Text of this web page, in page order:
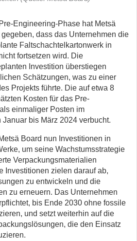
Engineering-Phase hat Metsä
dass das Unternehmen die
Faltschachtelkartonwerk in
fortsetzen wird. Die
Investition überstiegen
Schätzungen, was zu einer
Projekts führte. Die auf etwa 8
Kosten für das Pre-
einmaliger Posten im
bis März 2024 verbucht.
Board nun Investitionen in
um seine Wachstumsstrategie
Verpackungsmaterialien
Investitionen zielen darauf ab,
zu entwickeln und die
zu erneuern. Das Unternehmen
bis Ende 2030 ohne fossile
und setzt weiterhin auf die
die den Einsatz